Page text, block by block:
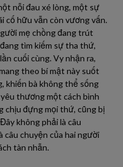
nỗi đau xé lòng, một sự
cố hữu vẫn còn vương vấn.
mẹ chồng đang trút
tìm kiếm sự tha thứ,
cuối cùng. Vy nhận ra,
theo bí mật này suốt
khiến bà không thể sống
thương một cách bình
chịu đựng mọi thứ, cũng bị
không phải là câu
câu chuyện của hai người
tàn nhẫn.